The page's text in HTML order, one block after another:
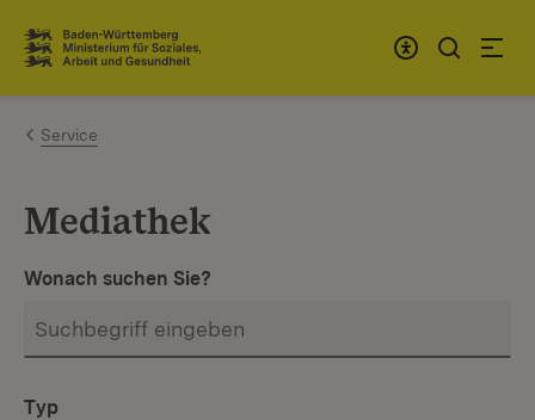
Zum Inhalt springen
Link zur Startseite
Service
Mediathek
Wonach suchen Sie?
Typ